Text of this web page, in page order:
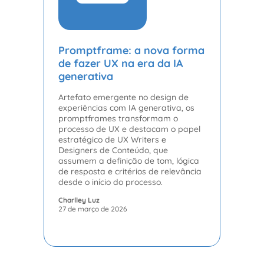
Promptframe: a nova forma
de fazer UX na era da IA
generativa
Artefato emergente no design de
experiências com IA generativa, os
promptframes transformam o
processo de UX e destacam o papel
estratégico de UX Writers e
Designers de Conteúdo, que
assumem a definição de tom, lógica
de resposta e critérios de relevância
desde o início do processo.
Charlley Luz
27 de março de 2026